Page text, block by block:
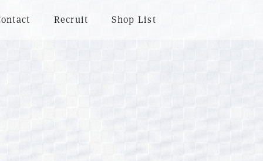
Recruit Shop List